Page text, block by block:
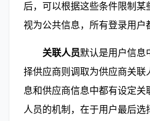
后，可以根据这些条件限制某
视为公共信息，所有登录用户
关联人员默认是用户信息
择供应商则调取为供应商关联
息和供应商信息中都有设定
人员的机制，在于用户最后